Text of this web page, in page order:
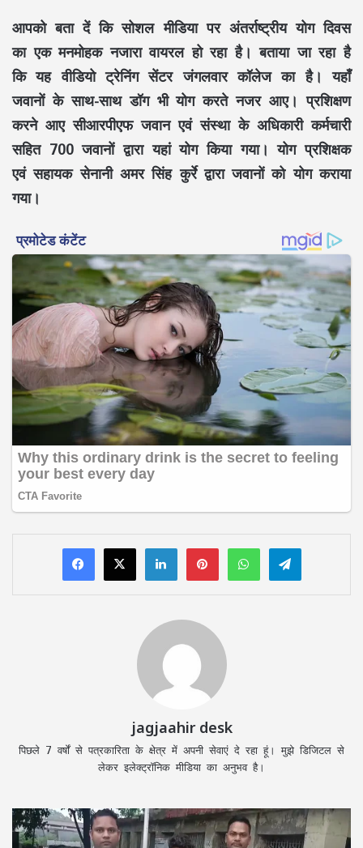
आपको बता दें कि सोशल मीडिया पर अंतर्राष्ट्रीय योग दिवस
का एक मनमोहक नजारा वायरल हो रहा है। बताया जा रहा है
कि यह वीडियो ट्रेनिंग सेंटर जंगलवार कॉलेज का है। यहाँ
जवानों के साथ-साथ डॉग भी योग करते नजर आए। प्रशिक्षण
करने आए सीआरपीएफ जवान एवं संस्था के अधिकारी कर्मचारी
सहित 700 जवानों द्वारा यहां योग किया गया। योग प्रशिक्षक
एवं सहायक सेनानी अमर सिंह कुर्रे द्वारा जवानों को योग कराया
गया।
LinkedInPinterestWhatsAppTelegram
jagjaahir desk
पिछले 7 वर्षों से पत्रकारिता के क्षेत्र में अपनी सेवाएं दे रहा हूं। मुझे डिजिटल से
लेकर इलेक्ट्रॉनिक मीडिया का अनुभव है।